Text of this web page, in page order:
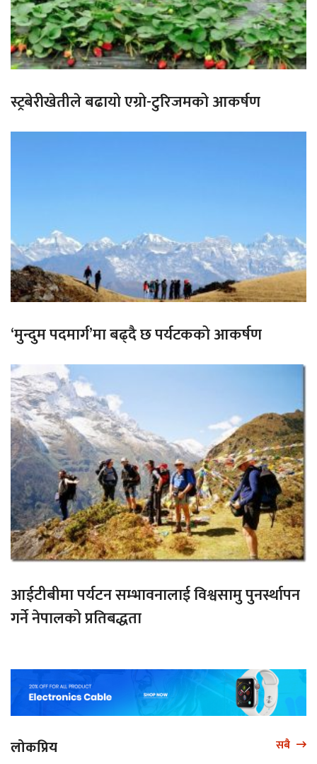
स्ट्रबेरीखेतीले बढायो एग्रो-टुरिजमको आकर्षण
‘मुन्दुम पदमार्ग’मा बढ्दै छ पर्यटकको आकर्षण
आईटीबीमा पर्यटन सम्भावनालाई विश्वसामु पुनर्स्थापन
गर्ने नेपालको प्रतिबद्धता
लोकप्रिय सबै